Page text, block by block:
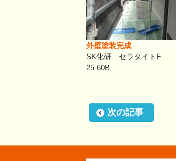
外壁塗装完成
SK化研 セラタイトF
25-60B
次の記事